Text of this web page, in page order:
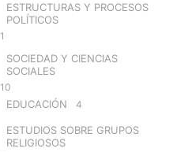
ESTRUCTURAS Y PROCESOS
POLÍTICOS
1
SOCIEDAD Y CIENCIAS
SOCIALES
10
EDUCACIÓN 4
ESTUDIOS SOBRE GRUPOS
RELIGIOSOS